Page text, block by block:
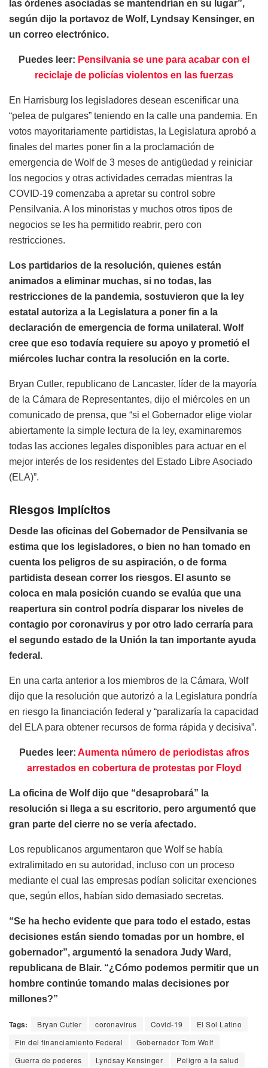
las órdenes asociadas se mantendrían en su lugar”,
según dijo la portavoz de Wolf, Lyndsay Kensinger, en
un correo electrónico.
Puedes leer: Pensilvania se une para acabar con el
reciclaje de policías violentos en las fuerzas
En Harrisburg los legisladores desean escenificar una
“pelea de pulgares” teniendo en la calle una pandemia. En
votos mayoritariamente partidistas, la Legislatura aprobó a
finales del martes poner fin a la proclamación de
emergencia de Wolf de 3 meses de antigüedad y reiniciar
los negocios y otras actividades cerradas mientras la
COVID-19 comenzaba a apretar su control sobre
Pensilvania. A los minoristas y muchos otros tipos de
negocios se les ha permitido reabrir, pero con
restricciones.
Los partidarios de la resolución, quienes están
animados a eliminar muchas, si no todas, las
restricciones de la pandemia, sostuvieron que la ley
estatal autoriza a la Legislatura a poner fin a la
declaración de emergencia de forma unilateral. Wolf
cree que eso todavía requiere su apoyo y prometió el
miércoles luchar contra la resolución en la corte.
Bryan Cutler, republicano de Lancaster, líder de la mayoría
de la Cámara de Representantes, dijo el miércoles en un
comunicado de prensa, que “si el Gobernador elige violar
abiertamente la simple lectura de la ley, examinaremos
todas las acciones legales disponibles para actuar en el
mejor interés de los residentes del Estado Libre Asociado
(ELA)”.
Riesgos implícitos
Desde las oficinas del Gobernador de Pensilvania se
estima que los legisladores, o bien no han tomado en
cuenta los peligros de su aspiración, o de forma
partidista desean correr los riesgos. El asunto se
coloca en mala posición cuando se evalúa que una
reapertura sin control podría disparar los niveles de
contagio por coronavirus y por otro lado cerraría para
el segundo estado de la Unión la tan importante ayuda
federal.
En una carta anterior a los miembros de la Cámara, Wolf
dijo que la resolución que autorizó a la Legislatura pondría
en riesgo la financiación federal y “paralizaría la capacidad
del ELA para obtener recursos de forma rápida y decisiva”.
Puedes leer: Aumenta número de periodistas afros
arrestados en cobertura de protestas por Floyd
La oficina de Wolf dijo que “desaprobará” la
resolución si llega a su escritorio, pero argumentó que
gran parte del cierre no se vería afectado.
Los republicanos argumentaron que Wolf se había
extralimitado en su autoridad, incluso con un proceso
mediante el cual las empresas podían solicitar exenciones
que, según ellos, habían sido demasiado secretas.
“Se ha hecho evidente que para todo el estado, estas
decisiones están siendo tomadas por un hombre, el
gobernador”, argumentó la senadora Judy Ward,
republicana de Blair. “¿Cómo podemos permitir que un
hombre continúe tomando malas decisiones por
millones?”
Tags: Bryan Cutler coronavirus Covid-19
El Sol Latino
Fin del financiamiento Federal
Gobernador Tom Wolf
Guerra de poderes
Lyndsay Kensinger
Peligro a la salud